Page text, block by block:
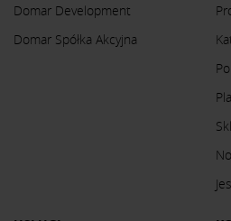
Domar Development
Domar Spółka Akcyjna